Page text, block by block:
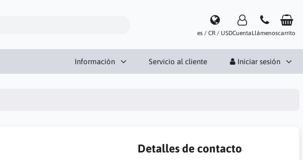
es / CR / USDCuentaLlámenoscarrito
Información Servicio al cliente Iniciar sesión
Detalles de contacto